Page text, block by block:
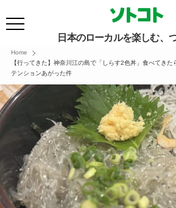
日本のローカルを楽しむ、
Home
【行ってきた】神奈川江の島で「しらす2色丼」食べてき
テンションあがった件